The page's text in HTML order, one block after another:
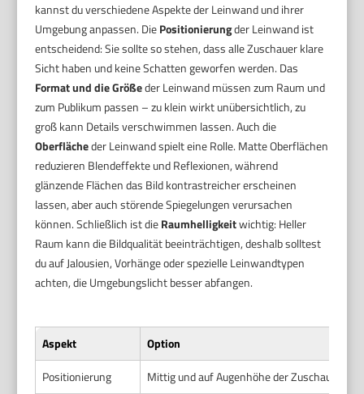
kannst du verschiedene Aspekte der Leinwand und ihrer
Umgebung anpassen. DiePositionierungder Leinwand ist
entscheidend: Sie sollte so stehen, dass alle Zuschauer klare
Sicht haben und keine Schatten geworfen werden. Das
Format und die Größeder Leinwand müssen zum Raum und
zum Publikum passen – zu klein wirkt unübersichtlich, zu
groß kann Details verschwimmen lassen. Auch die
Oberflächeder Leinwand spielt eine Rolle. Matte Oberflächen
reduzieren Blendeffekte und Reflexionen, während
glänzende Flächen das Bild kontrastreicher erscheinen
lassen, aber auch störende Spiegelungen verursachen
können. Schließlich ist dieRaumhelligkeitwichtig: Heller
Raum kann die Bildqualität beeinträchtigen, deshalb solltest
du auf Jalousien, Vorhänge oder spezielle Leinwandtypen
achten, die Umgebungslicht besser abfangen.
Aspekt
Option
Positionierung
Mittig und auf Augenhöhe der Zuschauer